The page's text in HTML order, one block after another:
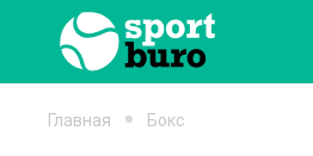
Главная Бокс